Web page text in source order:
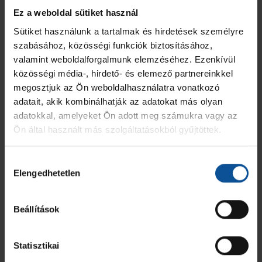
Ez a weboldal sütiket használ
Sütiket használunk a tartalmak és hirdetések személyre
szabásához, közösségi funkciók biztosításához,
valamint weboldalforgalmunk elemzéséhez. Ezenkívül
közösségi média-, hirdető- és elemező partnereinkkel
megosztjuk az Ön weboldalhasználatra vonatkozó
adatait, akik kombinálhatják az adatokat más olyan
adatokkal, amelyeket Ön adott meg számukra vagy az
Ön által használt más szolgáltatásokból gyűjtöttek.
kiválasztása
Elengedhetetlen
Beállítások
Statisztikai
XIII. OrosCup - U12 6 0 0
2024/2025 0
Összesen 34 0 0